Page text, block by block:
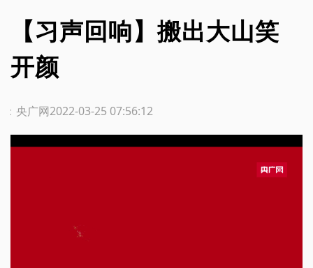
【习声回响】搬出大山笑
开颜
2022-03-25 07:56:12
：央广网